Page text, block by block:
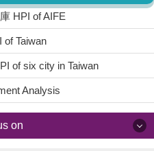
HPI of AIFE
of Taiwan
of six city in Taiwan
Analysis
on